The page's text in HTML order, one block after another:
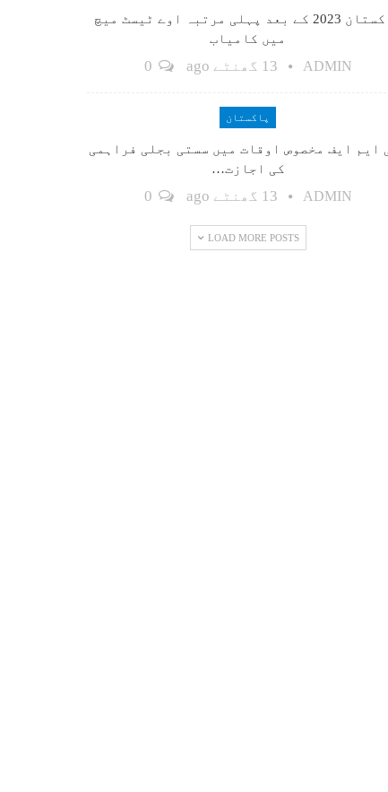
پاکستان 2023 کے بعد پہلی مرتبہ اوے ٹیسٹ میچ
میں کامیاب
ADMIN 13 گھنٹے ago
پاکستان
ایم ایف مخصوص اوقات میں سستی بجلی فراہمی
کی اجازت…
ADMIN 13 گھنٹے ago
LOAD MORE POSTS